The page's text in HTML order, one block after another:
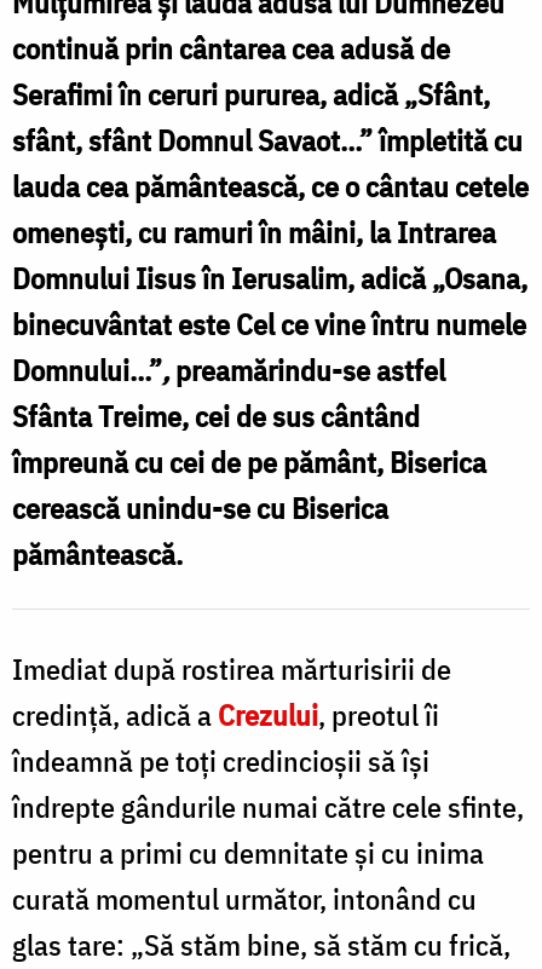
teologice
/
Foto:
Maria
Burlă
continuă prin cântarea cea adusă de
Serafimi în ceruri pururea, adică „Sfânt,
sfânt, sfânt Domnul Savaot…” împletită cu
lauda cea pământească, ce o cântau cetele
omenești, cu ramuri în mâini, la Intrarea
Domnului Iisus în Ierusalim, adică „Osana,
binecuvântat este Cel ce vine întru numele
Domnului…”,preamărindu-se astfel
Sfânta Treime, cei de sus cântând
împreună cu cei de pe pământ, Biserica
cerească unindu-se cu Biserica
pământească.
Imediat după rostirea mărturisirii de
credință, adică aCrezului, preotul îi
îndeamnă pe toți credincioșii să își
îndrepte gândurile numai către cele sfinte,
pentru a primi cu demnitate și cu inima
curată momentul următor, intonând cu
glas tare: „Să stăm bine, să stăm cu frică,